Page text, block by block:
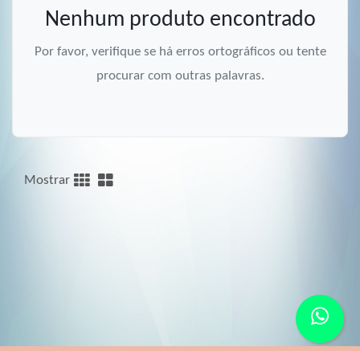
Nenhum produto encontrado
Por favor, verifique se há erros ortográficos ou tente
procurar com outras palavras.
Mostrar